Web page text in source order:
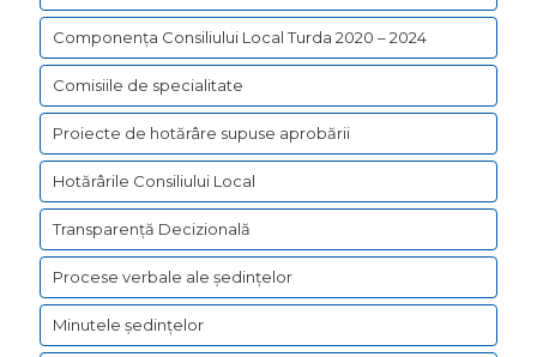
Componența Consiliului Local Turda 2020 – 2024
Comisiile de specialitate
Proiecte de hotărâre supuse aprobării
Hotărârile Consiliului Local
Transparență Decizională
Procese verbale ale ședințelor
Minutele ședințelor